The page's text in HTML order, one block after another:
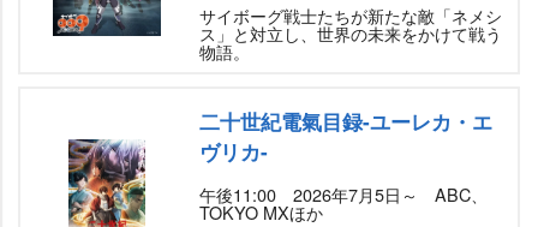
サイボーグ戦士たちが新たな敵「ネメシ
ス」と対立し、世界の未来をかけて戦う
物語。
二十世紀電氣目録-ユーレカ・エ
ヴリカ-
午後11:00 2026年7月5日～ ABC、
TOKYO MXほか